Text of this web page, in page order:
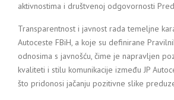
aktivnostima i društvenoj odgovornosti
Transparentnost i javnost rada temeljne
Autoceste FBiH, a koje su definirane
odnosima s javnošću, čime je napravljen
kvaliteti i stilu komunikacije između JP
što pridonosi jačanju pozitivne slike